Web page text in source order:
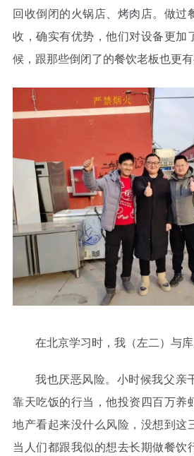
回收倒闭的火锅店、烤肉店。做过
收，确实有优势，他们对设备更加
候，跟那些倒闭了的餐饮老板也更有
在北京学习时，我（左二）与
我也厌恶风险。小时候我父亲
靠天吃饭的行当，他投资四百万养
地产看起来没什么风险，没想到这
当人们都跟我似的想去长期做餐饮